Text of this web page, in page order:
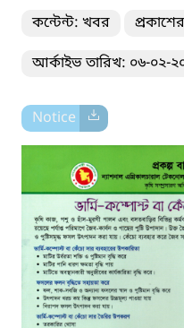
কন্টেন্ট: খবর
আর্কাইভ তারিখ: ০৬-০২-
Notice